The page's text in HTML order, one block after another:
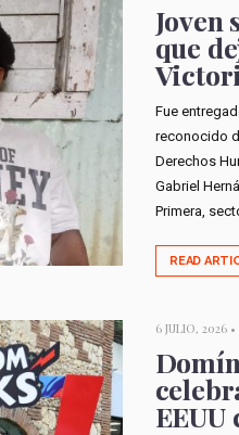
Joven
que
Fue
reconocido
Derechos
Gabriel
Primera,
READ
6 JULIO, 2026 •